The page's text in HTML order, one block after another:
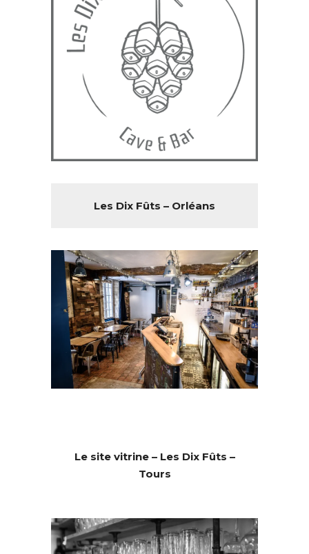
Les Dix Fûts – Orléans
Le site vitrine – Les Dix Fûts –
Tours